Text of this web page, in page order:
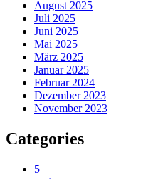
August 2025
Juli 2025
Juni 2025
Mai 2025
März 2025
Januar 2025
Februar 2024
Dezember 2023
November 2023
Categories
5